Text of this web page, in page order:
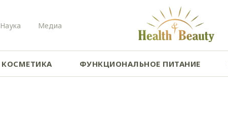
Наука Медиа
КОСМЕТИКА ФУНКЦИОНАЛЬНОЕ ПИТАНИЕ